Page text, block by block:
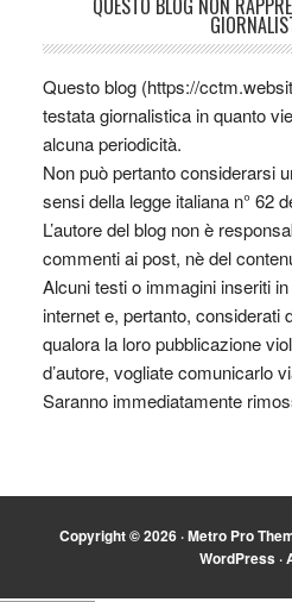
QUESTO BLOG NON
Questo blog (https://
testata giornalistica in quanto
alcuna periodicità.
Non può pertanto considerarsi
sensi della legge italiana n° 62
L’autore del blog non è
commenti ai post, nè del
Alcuni testi o immagini inseriti
internet e, pertanto, considerati
qualora la loro pubblicazione
d’autore, vogliate comunicarlo
Saranno immediatamente
Copyright © 2026 ·Metro Pro
WordPress·